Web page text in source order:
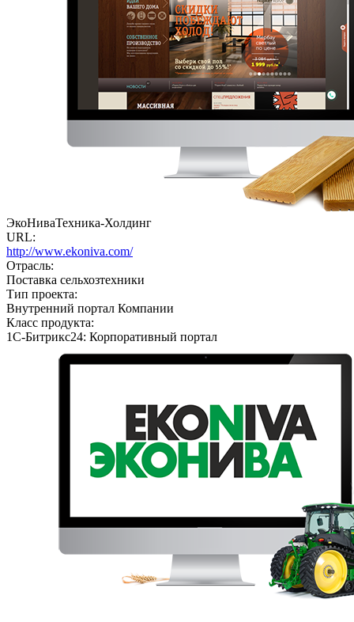
ЭкоНиваТехника-Холдинг
URL:
http://www.ekoniva.com/
Отрасль:
Поставка сельхозтехники
Тип проекта:
Внутренний портал Компании
Класс продукта:
1С-Битрикс24: Корпоративный портал